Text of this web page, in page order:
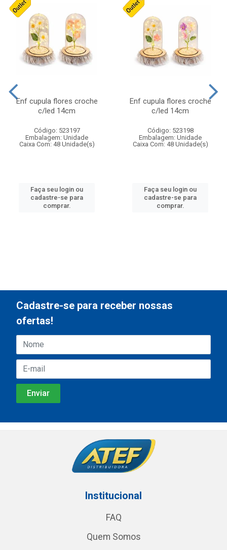
Enf cupula flores croche
c/led 14cm
Código: 523197
Embalagem: Unidade
Caixa Com: 48 Unidade(s)
Faça seu login ou
cadastre-se para
comprar.
Enf cupula flores croche
c/led 14cm
Código: 523198
Embalagem: Unidade
Caixa Com: 48 Unidade(s)
Faça seu login ou
cadastre-se para
comprar.
Cadastre-se para receber nossas
ofertas!
Institucional
FAQ
Quem Somos